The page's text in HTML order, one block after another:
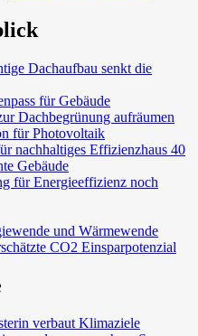
Dachaufbau senkt die
für Gebäude
Dachbegrünung aufräumen
für Photovoltaik
nachhaltiges Effizienzhaus 40
Gebäude
für Energieeffizienz noch
und Wärmewende
CO2 Einsparpotenzial
verbaut Klimaziele